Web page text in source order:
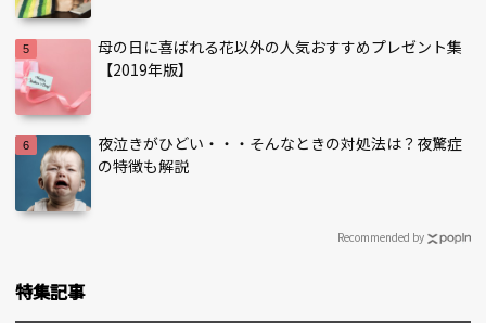
母の日に喜ばれる花以外の人気おすすめプレゼント集
【2019年版】
夜泣きがひどい・・・そんなときの対処法は？夜驚症
の特徴も解説
Recommended by
特集記事